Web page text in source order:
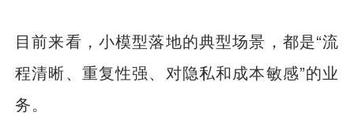
目前来看，小模型落地的典型场景，都是“流
程清晰、重复性强、对隐私和成本敏感”的业
务。